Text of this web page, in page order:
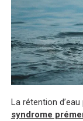
La rétention
syndrome